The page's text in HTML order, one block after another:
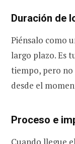
Duración de
Piénsalo como
largo plazo. Es
tiempo, pero
desde el
Proceso e